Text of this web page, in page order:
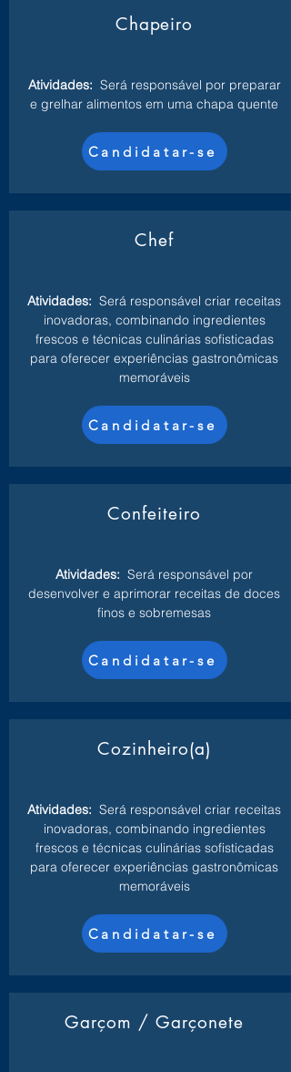
Chapeiro
Atividades: Será responsável por preparar
e grelhar alimentos em uma chapa quente
Candidatar-se
Chef
Atividades: Será responsável criar receitas
inovadoras, combinando ingredientes
frescos e técnicas culinárias sofisticadas
para oferecer experiências gastronômicas
memoráveis
Candidatar-se
Confeiteiro
Atividades: Será responsável por
desenvolver e aprimorar receitas de doces
finos e sobremesas
Candidatar-se
Cozinheiro(a)
Atividades: Será responsável criar receitas
inovadoras, combinando ingredientes
frescos e técnicas culinárias sofisticadas
para oferecer experiências gastronômicas
memoráveis
Candidatar-se
Garçom / Garçonete